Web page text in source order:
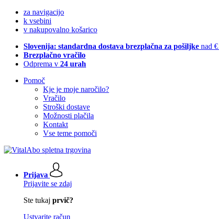
za navigacijo
k vsebini
v nakupovalno košarico
Slovenija: standardna dostava brezplačna za pošiljke nad
Brezplačno vračilo
Odprema v 24 urah
Pomoč
Kje je moje naročilo?
Vračilo
Stroški dostave
Možnosti plačila
Kontakt
Vse teme pomoči
Prijava
Prijavite se zdaj
Ste tukaj prvič?
Ustvarite račun